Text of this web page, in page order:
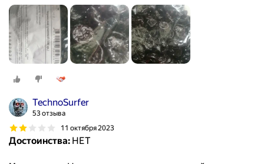
TechnoSurfer
53 отзыва
11 октября 2023
Достоинства: НЕТ